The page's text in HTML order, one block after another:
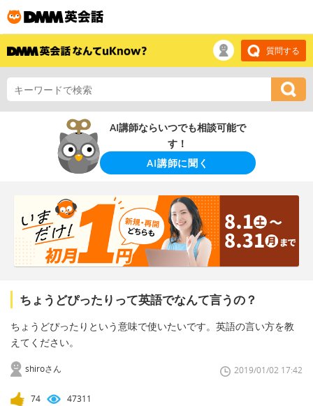
質問する
AI講師ならいつでも相談可能で
す！
AI講師に聞く
ちょうどぴったりって英語でなんて言うの？
ちょうどぴったりという意味で使いたいです。英語の言い方を教
えてください。
shiroさん 2019/01/02 17:42
74 47311